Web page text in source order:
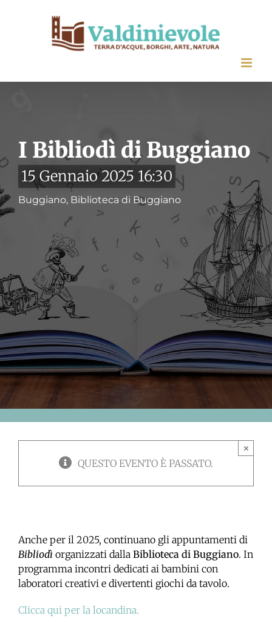
I Bibliodì di Buggiano
15 Gennaio 2025 16:30
Buggiano, Biblioteca di Buggiano
QUESTO EVENTO È PASSATO.
×
Anche per il 2025, continuano gli appuntamenti di
Bibliodì organizzati dalla Biblioteca di Buggiano. In
programma incontri dedicati ai bambini con
laboratori creativi e divertenti giochi da tavolo.
Clicca qui per la locandina.